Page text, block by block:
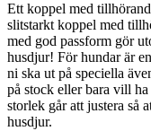
Ett koppel med
slitstarkt koppel med
med god passform gör
husdjur! För hundar är
ni ska ut på speciella
på stock eller bara vill
storlek går att justera så
husdjur.